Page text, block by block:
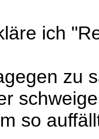
ich
zu
so